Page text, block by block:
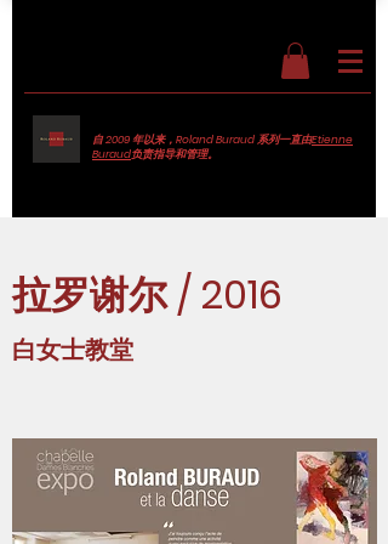
自 2009 年以来，Roland Buraud 系列一直由Etienne
Buraud负责指导和管理。
拉罗谢尔 / 2016
白女士教堂